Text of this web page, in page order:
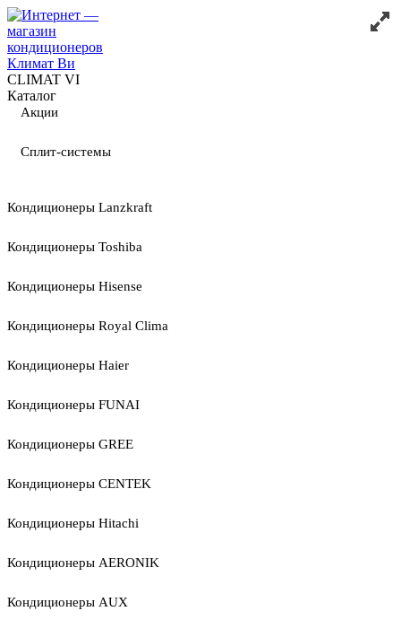
CLIMAT VI
Каталог
Акции
Сплит-системы
Кондиционеры Lanzkraft
Кондиционеры Toshiba
Кондиционеры Hisense
Кондиционеры Royal Clima
Кондиционеры Haier
Кондиционеры FUNAI
Кондиционеры GREE
Кондиционеры CENTEK
Кондиционеры Hitachi
Кондиционеры AERONIK
Кондиционеры AUX